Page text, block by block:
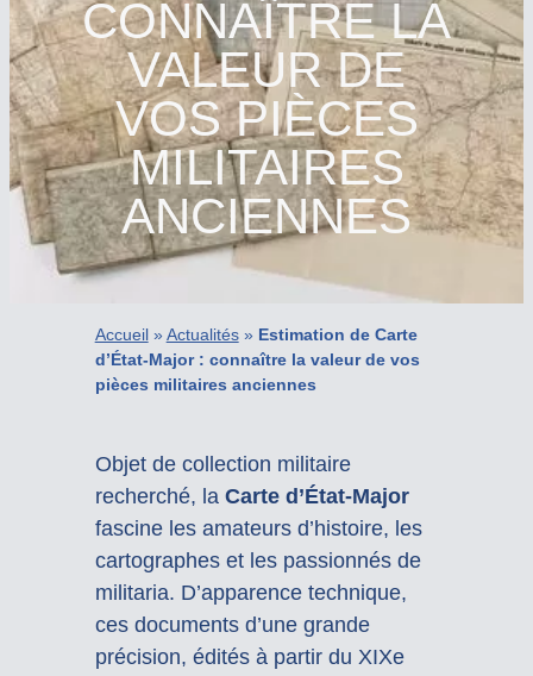
CONNAÎTRE LA
VALEUR DE
VOS PIÈCES
MILITAIRES
ANCIENNES
Accueil»Actualités» Estimation de Carte
d’État-Major : connaître la valeur de vos
pièces militaires anciennes
Objet de collection militaire
recherché, la Carte d’État-Major
fascine les amateurs d’histoire, les
cartographes et les passionnés de
militaria. D’apparence technique,
ces documents d’une grande
précision, édités à partir du XIXe